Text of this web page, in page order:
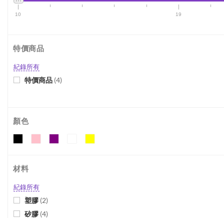
10 19
特價商品
紀錄所有
特價商品 (4)
顏色
材料
紀錄所有
塑膠 (2)
矽膠 (4)